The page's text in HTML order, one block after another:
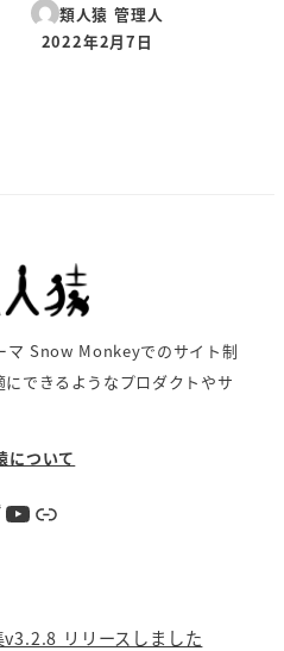
類人猿 管理人
投稿日
2022年2月7日
マ Snow Monkeyでのサイト制
できるようなプロダクトやサ
について
YouTube リンク
リリースしました